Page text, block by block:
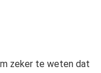
zeker te weten dat